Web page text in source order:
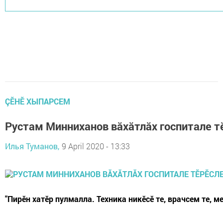
ÇӖНӖ ХЫПАРСЕМ
Рустам Минниханов вăхăтлăх госпитале
Илья Туманов, 9 April 2020 - 13:33
"Пирӗн хатӗр пулмалла. Техника никӗсӗ те, врачсем те,